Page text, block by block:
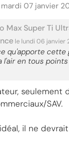
mardi 07 janvier
Max Super Ti
le lundi 06 janvier
qu'apporte cette
l'air en tous
seulement
SAV.
il ne